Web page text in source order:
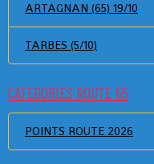
ARTAGNAN (65) 19/10
TARBES (5/10)
CATEGORIES ROUTE 65
POINTS ROUTE 2026